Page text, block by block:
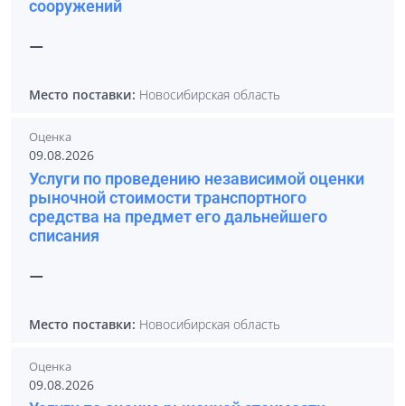
сооружений
—
Место поставки: Новосибирская область
Оценка
09.08.2026
Услуги по проведению независимой оценки
рыночной стоимости транспортного
средства на предмет его дальнейшего
списания
—
Место поставки: Новосибирская область
Оценка
09.08.2026